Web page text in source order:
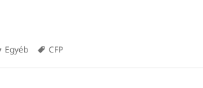
Kategória
Egyéb Címke
CFP